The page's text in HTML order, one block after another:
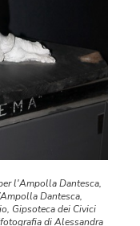
l'Ampolla Dantesca,
Dantesca,
Gipsoteca dei Civici
di Alessandra